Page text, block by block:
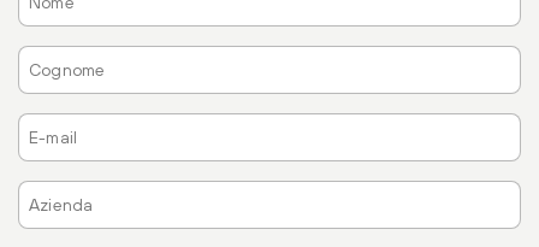
Cognome
E-
mail
Azienda